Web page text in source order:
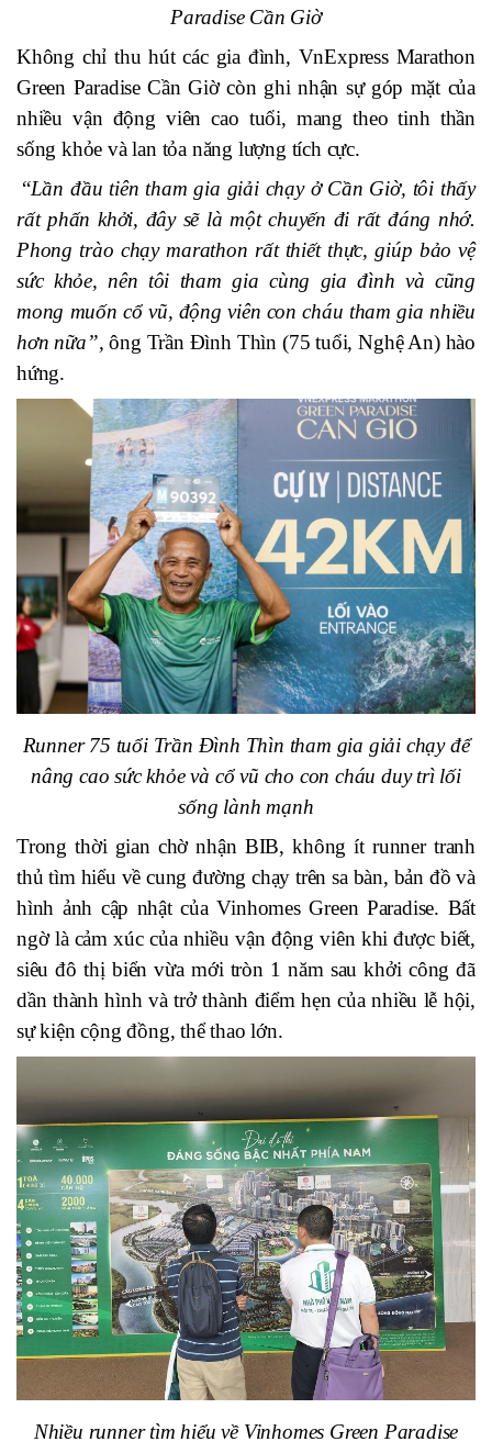
Paradise Cần Giờ
Không chỉ thu hút các gia đình, VnExpress Marathon
Green Paradise Cần Giờ còn ghi nhận sự góp mặt của
nhiều vận động viên cao tuổi, mang theo tinh thần
sống khỏe và lan tỏa năng lượng tích cực.
“Lần đầu tiên tham gia giải chạy ở Cần Giờ, tôi thấy
rất phấn khởi, đây sẽlà một chuyến đi rất đáng nhớ.
Phong trào chạy marathon rất thiết thực, giúp bảo vệ
sức khỏe, nên tôi tham gia cùng gia đình và cũng
mong muốn cổ vũ, động viên con cháu tham gia nhiều
hơn nữa”, ông Trần Đình Thìn (75 tuổi, Nghệ An) hào
hứng.
Runner 75 tuổi Trần Đình Thìn tham gia giải chạy để
nâng cao sức khỏe và cổ vũ cho con cháu duy trì lối
sống lành mạnh
Trong thời gian chờ nhận BIB, không ít runner tranh
thủ tìm hiểu về cung đường chạy trên sa bàn, bản đồ và
hình ảnh cập nhật của Vinhomes Green Paradise. Bất
ngờ là cảm xúc của nhiều vận động viên khi được biết,
siêu đô thị biển vừa mới tròn 1 năm sau khởi công đã
dần thành hình và trở thành điểm hẹn của nhiều lễ hội,
sự kiện cộng đồng, thể thao lớn.
Nhiều runner tìm hiểu về Vinhomes Green Paradise